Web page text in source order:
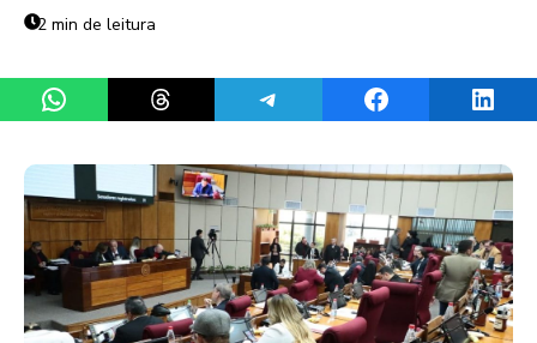
2 min de leitura
Share on WhatsAppShare on ThreadsShare on TelegramShare on Facebook